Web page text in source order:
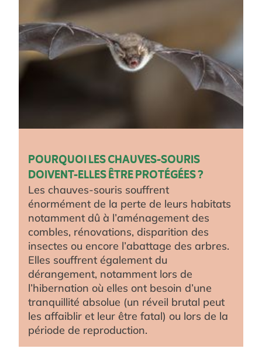
POURQUOI LES CHAUVES-SOURIS
DOIVENT-ELLES ÊTRE PROTÉGÉES ?
Les chauves-souris souffrent
énormément de la perte de leurs habitats
notamment dû à l’aménagement des
combles, rénovations, disparition des
insectes ou encore l’abattage des arbres.
Elles souffrent également du
dérangement, notamment lors de
l’hibernation où elles ont besoin d’une
tranquillité absolue (un réveil brutal peut
les affaiblir et leur être fatal) ou lors de la
période de reproduction.